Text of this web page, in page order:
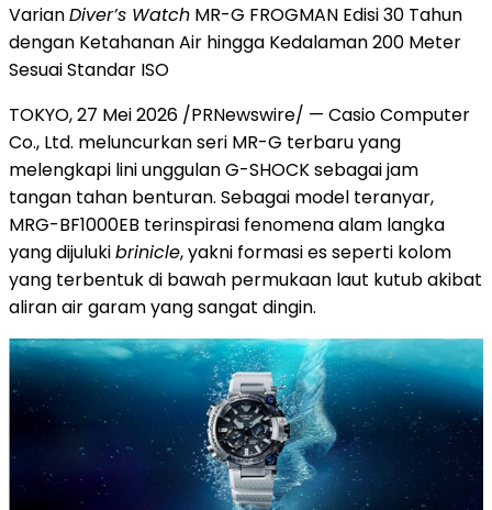
VarianDiver’s Watch MR-G FROGMAN Edisi 30 Tahun
dengan Ketahanan Air hingga Kedalaman 200 Meter
Sesuai Standar ISO
TOKYO, 27 Mei 2026 /PRNewswire/ — Casio Computer
Co., Ltd. meluncurkan seri MR-G terbaru yang
melengkapi lini unggulan G-SHOCK sebagai jam
tangan tahan benturan. Sebagai model teranyar,
MRG-BF1000EB terinspirasi fenomena alam langka
yang dijulukibrinicle, yakni formasi es seperti kolom
yang terbentuk di bawah permukaan laut kutub akibat
aliran air garam yang sangat dingin.